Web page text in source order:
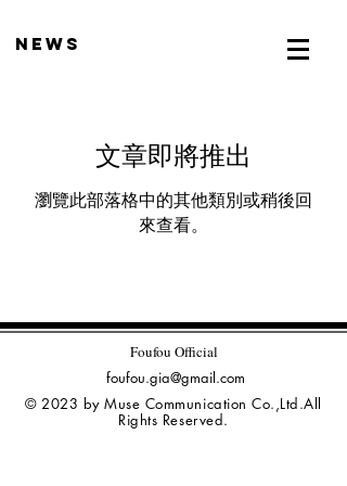
news
文章即將推出
瀏覽此部落格中的其他類別或稍後回
來查看。
Foufou Official
foufou.gia@gmail.com
© 2023 by Muse Communication Co.,Ltd.All
Rights Reserved.